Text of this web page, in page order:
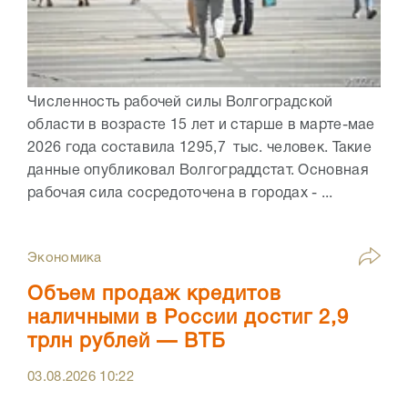
Численность рабочей силы Волгоградской
области в возрасте 15 лет и старше в марте-мае
2026 года составила 1295,7 тыс. человек. Такие
данные опубликовал Волгограддстат. Основная
рабочая сила сосредоточена в городах - ...
Экономика
Объем продаж кредитов
наличными в России достиг 2,9
трлн рублей — ВТБ
03.08.2026 10:22